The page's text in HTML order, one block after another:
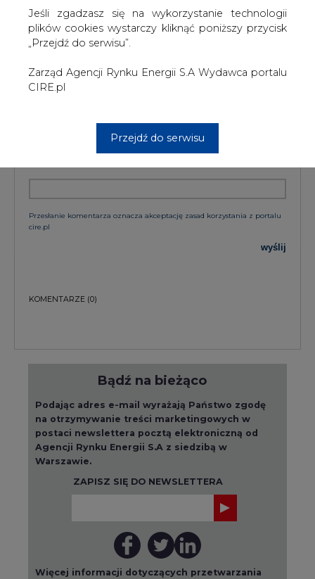
Jeśli zgadzasz się na wykorzystanie technologii
plików cookies wystarczy kliknąć poniższy przycisk
„Przejdź do serwisu”.
Zarząd Agencji Rynku Energii S.A Wydawca portalu
CIRE.pl
Przejdź do serwisu
TREŚĆ KOMENTARZA
Przesłanie komentarza oznacza akceptację zasad korzystania z portalu
cire.pl
wyślij
KOMENTARZE (0)
Bądź na bieżąco
Podając adres e-mail wyrażają Państwo zgodę
na otrzymywanie treści marketingowych w
postaci newslettera pocztą elektroniczną od
Agencji Rynku Energii S.A z siedzibą w
Warszawie.
ZAPISZ SIĘ DO NEWSLETTERA
Więcej informacji dotyczących przetwarzania